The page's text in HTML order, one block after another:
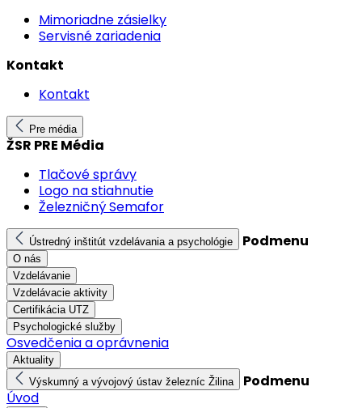
Mimoriadne zásielky
Servisné zariadenia
Kontakt
Kontakt
Pre média
ŽSR PRE Média
Tlačové správy
Logo na stiahnutie
Železničný Semafor
Ústredný inštitút vzdelávania a psychológie Podmenu
O nás
Vzdelávanie
Vzdelávacie aktivity
Certifikácia UTZ
Psychologické služby
Osvedčenia a oprávnenia
Aktuality
Výskumný a vývojový ústav železníc Žilina
Podmenu
Úvod